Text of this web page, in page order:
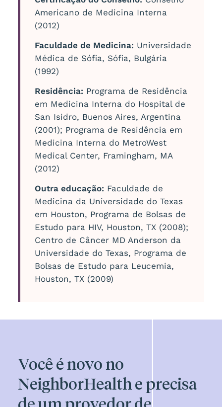
Americano de Medicina Interna
(2012)
Faculdade de Medicina: Universidade
Médica de Sófia, Sófia, Bulgária
(1992)
Residência: Programa de Residência
em Medicina Interna do Hospital de
San Isidro, Buenos Aires, Argentina
(2001); Programa de Residência em
Medicina Interna do MetroWest
Medical Center, Framingham, MA
(2012)
Outra educação: Faculdade de
Medicina da Universidade do Texas
em Houston, Programa de Bolsas de
Estudo para HIV, Houston, TX (2008);
Centro de Câncer MD Anderson da
Universidade do Texas, Programa de
Bolsas de Estudo para Leucemia,
Houston, TX (2009)
Você é novo no
NeighborHealth e precisa